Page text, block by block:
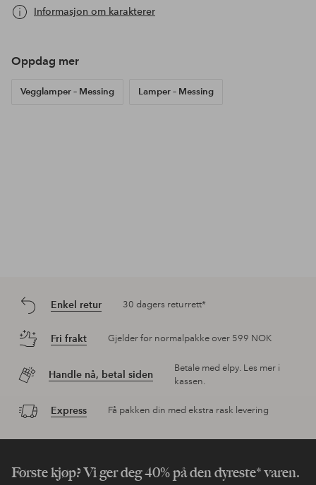
Informasjon om karakterer
Oppdag mer
Vegglamper – Messing Lamper – Messing
Enkel retur 30 dagers returrett*
Fri frakt Gjelder for normalpakke over 599 NOK
Handle nå, betal siden
Betale med elpy. Les mer i
kassen.
Express Få pakken din med ekstra rask levering
Første kjøp? Vi ger deg 40% på den dyreste* varen.